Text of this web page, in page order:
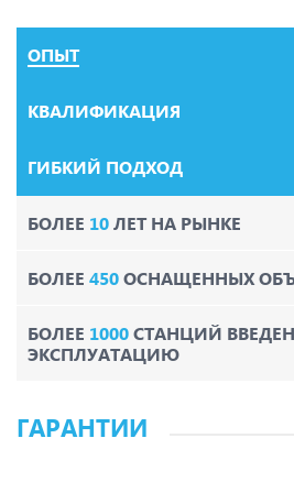
ОПЫТ
КВАЛИФИКАЦИЯ
ГИБКИЙ ПОДХОД
БОЛЕЕ 10ЛЕТ НА РЫНКЕ
БОЛЕЕ 450ОСНАЩЕННЫХ
БОЛЕЕ 1000СТАНЦИЙ
ЭКСПЛУАТАЦИЮ
ГАРАНТИИ